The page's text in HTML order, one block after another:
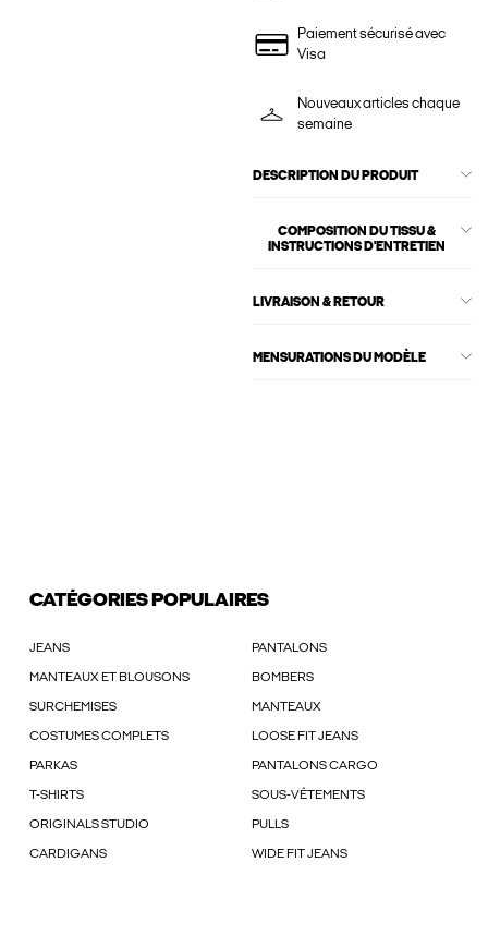
Paiement sécurisé avec
Visa
Nouveaux articles chaque
semaine
DESCRIPTION DU PRODUIT
COMPOSITION DU TISSU &
INSTRUCTIONS D'ENTRETIEN
LIVRAISON & RETOUR
MENSURATIONS DU MODÈLE
CATÉGORIES POPULAIRES
JEANS PANTALONS
MANTEAUX ET BLOUSONS BOMBERS
SURCHEMISES MANTEAUX
COSTUMES COMPLETS LOOSE FIT JEANS
PARKAS PANTALONS CARGO
T-SHIRTS SOUS-VÊTEMENTS
ORIGINALS STUDIO PULLS
CARDIGANS WIDE FIT JEANS